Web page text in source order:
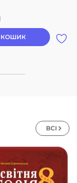
КОШИК
ВСІ